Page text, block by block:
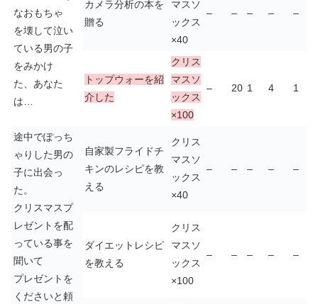
なおもちゃ
を壊して泣い
ている男の子
をみかけ
た、あなた
は…
カメラ分析の本を
贈る
マスソ
ックス
×40
– – – – –
トップウォーを紹
介した
クリス
マスソ
ックス
×100
– 20 1 4 1
途中でぽっち
ゃりした男の
子に出会っ
た。
クリスマスプ
レゼントを配
っている事を
聞いて
プレゼントを
くださいと頼
自家製フライドチ
キンのレシピを教
える
クリス
マスソ
ックス
×40
– – – – –
ダイエットレシピ
を教える
クリス
マスソ
ックス
×100
– – – – –